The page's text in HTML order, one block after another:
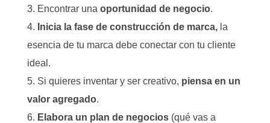
Encontrar una oportunidad de negocio.
Inicia la fase de construcción de marca, la
esencia de tu marca debe conectar con tu cliente
ideal.
Si quieres inventar y ser creativo, piensa en un
valor agregado.
Elabora un plan de negocios (qué vas a